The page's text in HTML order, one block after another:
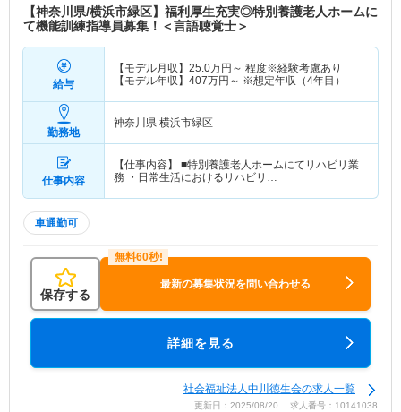
【神奈川県/横浜市緑区】福利厚生充実◎特別養護老人ホームに
て機能訓練指導員募集！＜言語聴覚士＞
給与
【モデル月収】 25.0万円～ 程度※経験考慮あり
【モデル年収】 407万円～ ※想定年収（4年目）
勤務地
神奈川県 横浜市緑区
仕事内容
【仕事内容】 ■特別養護老人ホームにてリハビリ業
務 ・日常生活におけるリハビリ…
車通勤可
保存する
最新の募集状況を問い合わせる
詳細を見る
社会福祉法人中川徳生会の求人一覧
更新日：2025/08/20 求人番号：10141038